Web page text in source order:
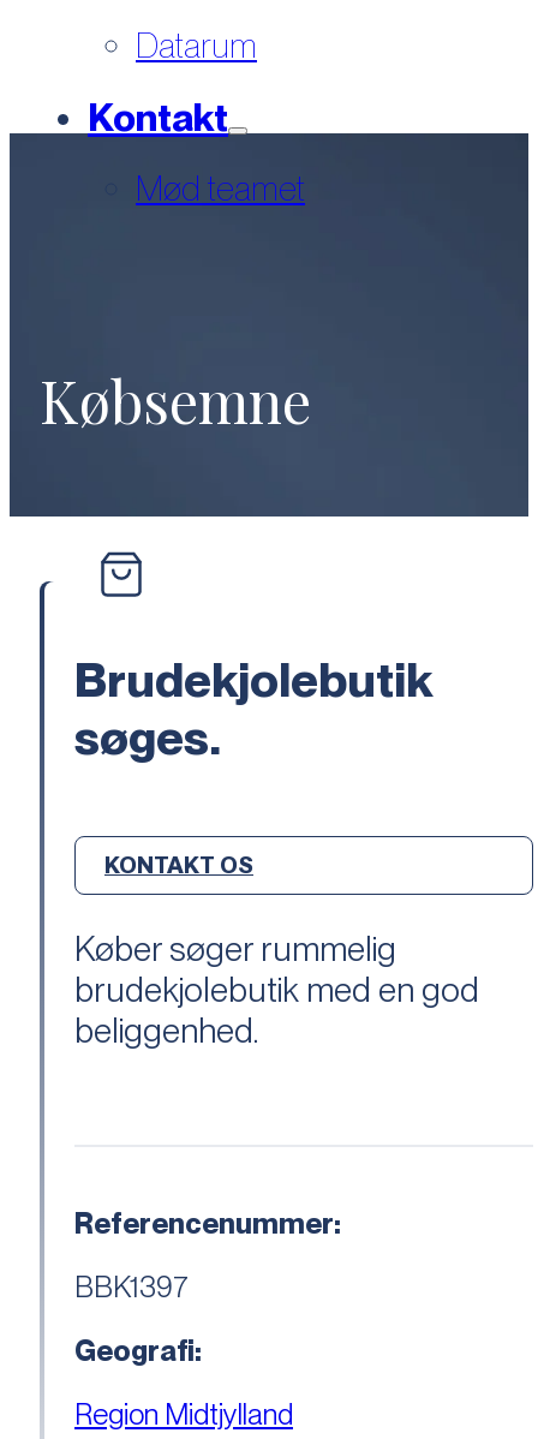
Datarum
Kontakt
Mød teamet
Købsemne
Brudekjolebutik
søges.
KONTAKT OS
Køber søger rummelig
brudekjolebutik med en god
beliggenhed.
Referencenummer:
BBK1397
Geografi:
Region Midtjylland